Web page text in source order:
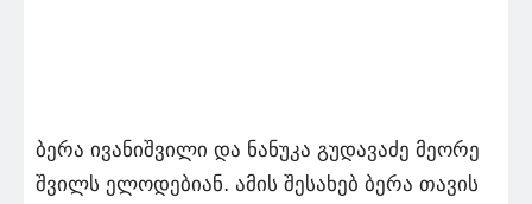
ბერა ივა­ნიშ­ვი­ლი და ნა­ნუ­კა გუ­და­ვა­ძე მე­ო­რე
შვილს ელო­დე­ბი­ან. ამის შე­სა­ხებ ბერა თავის